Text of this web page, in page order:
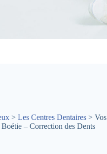
> Les Centres Dentaires > Vos
– Correction des Dents